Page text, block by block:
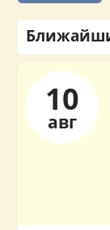
10
авг